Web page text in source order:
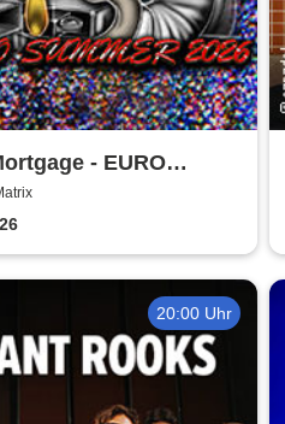
- EURO
2026
20:00 Uhr